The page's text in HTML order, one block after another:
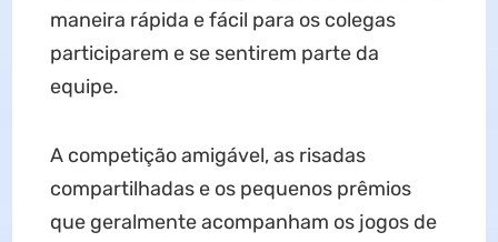
maneira rápida e fácil para os colegas
participarem e se sentirem parte da
equipe.
A competição amigável, as risadas
compartilhadas e os pequenos prêmios
que geralmente acompanham os jogos de